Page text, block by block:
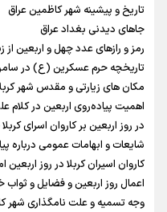
رادین زینالی، ملی پوش تکواندو :
المپیک برسم
ونس: ایرانی‌ها مذاکره‌کنندگان
کانادا دو مظنون تیراندازی در
اردوی تیم ملی تکواندو
در ادامه سیاست جوان‌گرایی در
اضافه شدند
تاریخ و پیشینه شهر کاظمین عراق
جاهای دیدنی بغداد عراق
رمز و رازهای عدد چهل و اربعین
تاریخچه حرم عسکرین (ع) در
مکان های زیارتی و مقدس شهر
اهمیت پیاده‌روی اربعین در کلام
در روز اربعین بر کاروان اسرای
شایعات و ابهامات عمومی درباره
کاروان اسیران کربلا در روز
اعمال روز اربعین و فضایل و ثواب
وجه تسمیه و علت نامگذاری شهر